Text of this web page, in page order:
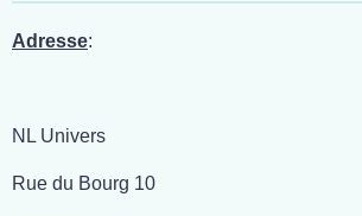
Adresse:
NL Univers
Rue du Bourg 10